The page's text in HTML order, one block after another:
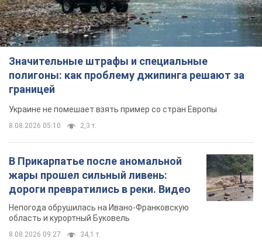
Значительные штрафы и специальные
полигоны: как проблему джипинга решают за
границей
Украине не помешает взять пример со стран Европы
8.08.2026 05:10 2,3 т.
В Прикарпатье после аномальной
жары прошел сильный ливень:
дороги превратились в реки. Видео
Непогода обрушилась на Ивано-Франковскую
область и курортный Буковель
8.08.2026 09:27 34,1 т.